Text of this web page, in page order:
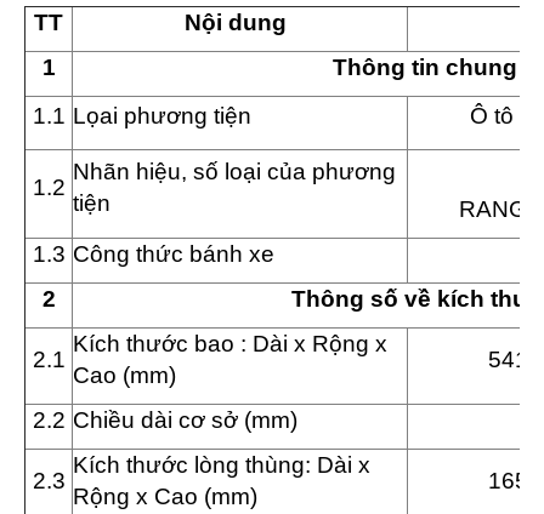
TT
Nội dung
1
Thông tin chung
1.1 Lọai phương tiện Ô tô
1.2
Nhãn hiệu, số loại của phương
tiện
1.3 Công thức bánh xe
2
Thông số về kích
2.1
Kích thước bao : Dài x Rộng x
Cao (mm)
2.2 Chiều dài cơ sở (mm)
2.3
Kích thước lòng thùng: Dài x
Rộng x Cao (mm)